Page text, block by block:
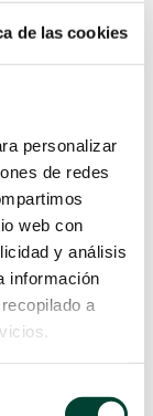
de las cookies
personalizar
de redes
web con
y análisis
información
a
arterial
toda la
debo
de